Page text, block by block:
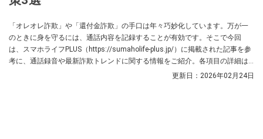
「オレオレ詐欺」や「還付金詐欺」の手口は年々巧妙化しています。万が一
のときに身を守るには、通話内容を記録することが有効です。そこで今回
は、スマホライフPLUS（https://sumaholife-plus.jp/）に掲載された記事を参
考に、通話録音や最新詐欺トレンドに関する情報をご紹介。各項目の詳細は
更新日： 2026年02月24日